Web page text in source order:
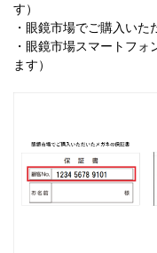
す）
・眼鏡市場でご購入い
・眼鏡市場スマートフ
ます）